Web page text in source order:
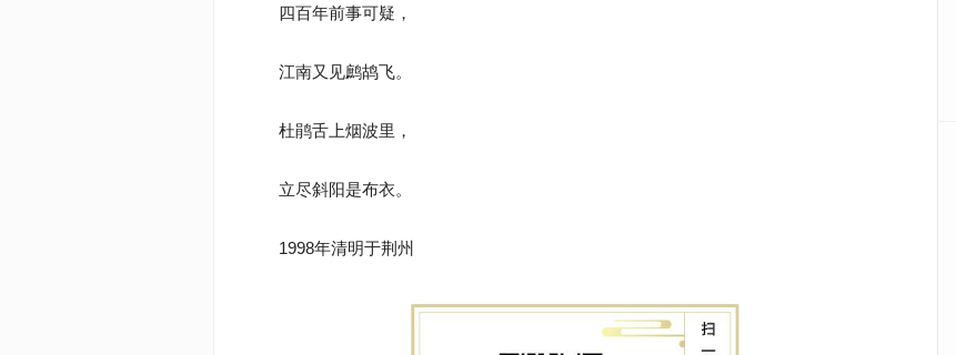
四百年前事可疑，
江南又见鹧鸪飞。
杜鹃舌上烟波里，
立尽斜阳是布衣。
1998年清明于荆州